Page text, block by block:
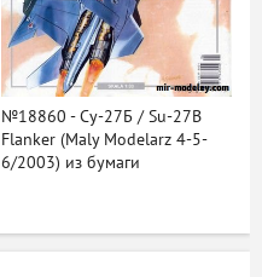
№18860 - Су-27Б / Su-27B
Flanker (Maly Modelarz 4-5-
6/2003) из бумаги